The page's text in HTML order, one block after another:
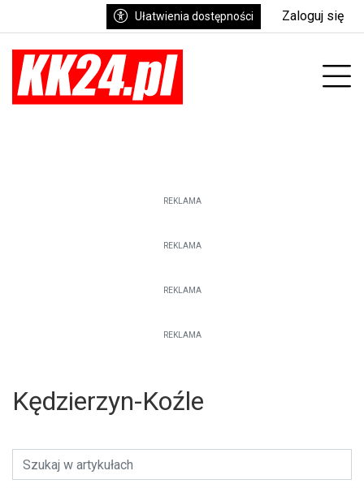
Ułatwienia dostępności Zaloguj się
REKLAMA
REKLAMA
REKLAMA
REKLAMA
Kędzierzyn-Koźle